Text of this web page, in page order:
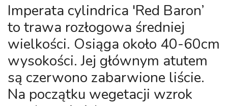
Imperata cylindrica 'Red Baron’
to trawa rozłogowa średniej
wielkości. Osiąga około 40-60cm
wysokości. Jej głównym atutem
są czerwono zabarwione liście.
Na początku wegetacji wzrok